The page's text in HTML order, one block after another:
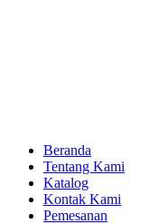
Beranda
Tentang Kami
Katalog
Kontak Kami
Pemesanan